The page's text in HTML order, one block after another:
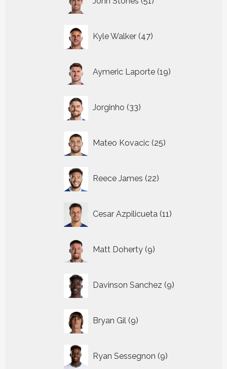
producten
Kyle Walker 47
producten
Aymeric Laporte 19
producten
Jorginho 33
producten
Mateo Kovacic 25
producten
Reece James 22
producten
Cesar Azpilicueta 11
producten
Matt Doherty 9
producten
Davinson Sanchez 9
producten
Bryan Gil 9
producten
Ryan Sessegnon 9
producten